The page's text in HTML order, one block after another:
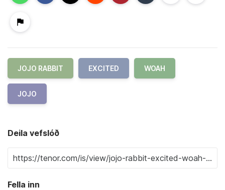
JOJO RABBIT EXCITED WOAH
JOJO
Deila vefslóð
Fella inn